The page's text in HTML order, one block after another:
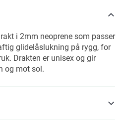
i 2mm neoprene som passer
glidelåslukning på rygg, for
Drakten er unisex og gir
og mot sol.